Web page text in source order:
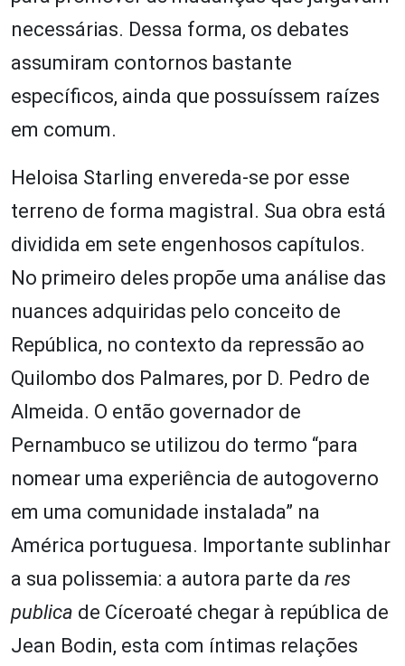
necessárias. Dessa forma, os debates
assumiram contornos bastante
específicos, ainda que possuíssem raízes
em comum.
Heloisa Starling envereda-se por esse
terreno de forma magistral. Sua obra está
dividida em sete engenhosos capítulos.
No primeiro deles propõe uma análise das
nuances adquiridas pelo conceito de
República, no contexto da repressão ao
Quilombo dos Palmares, por D. Pedro de
Almeida. O então governador de
Pernambuco se utilizou do termo “para
nomear uma experiência de autogoverno
em uma comunidade instalada” na
América portuguesa. Importante sublinhar
a sua polissemia: a autora parte da res
publica de Cíceroaté chegar à república de
Jean Bodin, esta com íntimas relações